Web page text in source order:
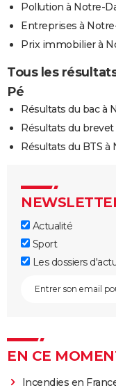
Pollution à Notre-
Entreprises à
Prix immobilier à
Tous les
Pé
Résultats du bac à
Résultats du
Résultats du BTS
Actualité
Sport
Les dossiers
EN CE
Incendies en